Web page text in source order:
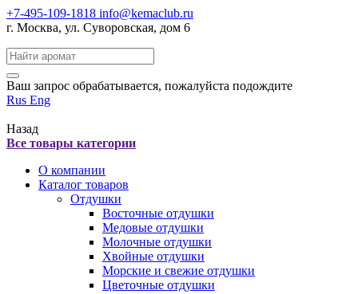
+7-495-109-1818 info@kemaclub.ru
г. Москва, ул. Суворовская, дом 6
Поиск:
Ваш запрос обрабатывается, пожалуйста подождите
Rus Eng
Назад
Все товары категории
О компании
Каталог товаров
Отдушки
Восточные отдушки
Медовые отдушки
Молочные отдушки
Хвойные отдушки
Морские и свежие отдушки
Цветочные отдушки